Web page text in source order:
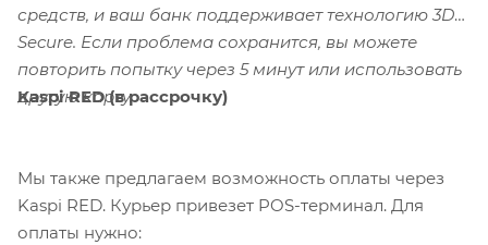
средств, и ваш банк поддерживает технологию 3D-
Secure. Если проблема сохранится, вы можете
повторить попытку через 5 минут или использовать
другую карту.
Kaspi RED (в рассрочку)
Мы также предлагаем возможность оплаты через
Kaspi RED. Курьер привезет POS-терминал. Для
оплаты нужно: